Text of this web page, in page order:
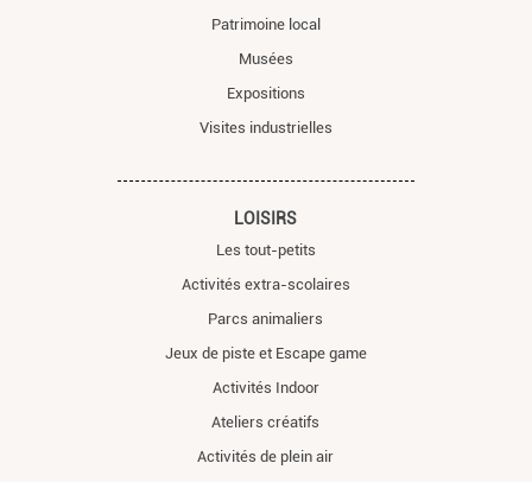
Patrimoine local
Musées
Expositions
Visites industrielles
LOISIRS
Les tout-petits
Activités extra-scolaires
Parcs animaliers
Jeux de piste et Escape game
Activités Indoor
Ateliers créatifs
Activités de plein air